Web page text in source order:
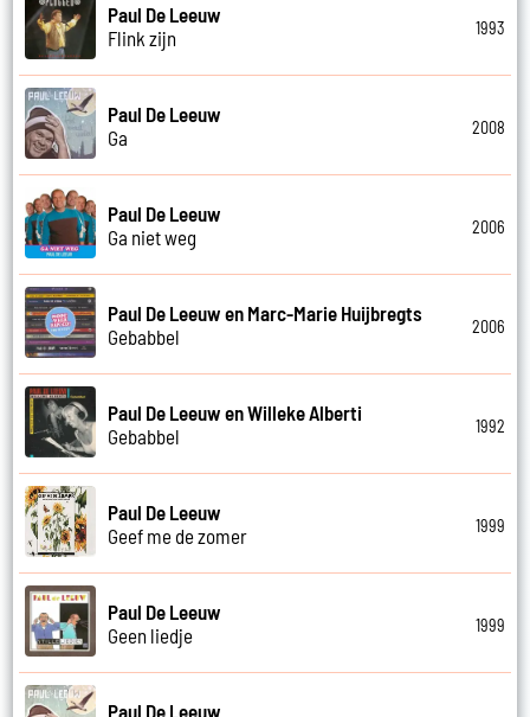
Paul De Leeuw
Flink zijn
1993
Paul De Leeuw
Ga
2008
Paul De Leeuw
Ga niet weg
2006
Paul De Leeuw en Marc-Marie Huijbregts
Gebabbel
2006
Paul De Leeuw en Willeke Alberti
Gebabbel
1992
Paul De Leeuw
Geef me de zomer
1999
Paul De Leeuw
Geen liedje
1999
Paul De Leeuw